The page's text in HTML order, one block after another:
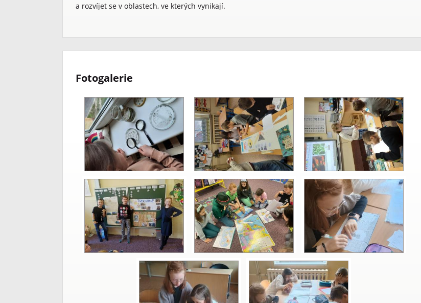
a rozvíjet se v oblastech, ve kterých vynikají.
Fotogalerie